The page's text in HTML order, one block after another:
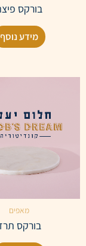
בורקס
מידע נוסף
מאפים
בורקס